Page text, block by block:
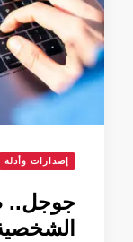
إصدارات وأدلة
جوجل..